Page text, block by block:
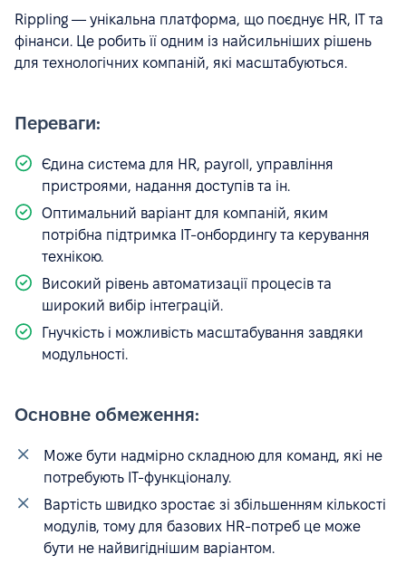
Rippling — унікальна платформа, що поєднує HR, IT та
фінанси. Це робить її одним із найсильніших рішень
для технологічних компаній, які масштабуються.
Переваги:
Єдина система для HR, payroll, управління
пристроями, надання доступів та ін.
Оптимальний варіант для компаній, яким
потрібна підтримка IT-онбордингу та керування
технікою.
Високий рівень автоматизації процесів та
широкий вибір інтеграцій.
Гнучкість і можливість масштабування завдяки
модульності.
Основне обмеження:
Може бути надмірно складною для команд, які не
потребують IT-функціоналу.
Вартість швидко зростає зі збільшенням кількості
модулів, тому для базових HR-потреб це може
бути не найвигіднішим варіантом.